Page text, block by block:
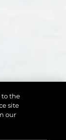
to the
site
our